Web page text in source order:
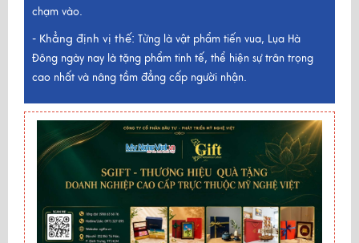
chạm vào.
- Khẳng định vị thế: Từng là vật phẩm tiến vua, Lụa Hà
Đông ngày nay là tặng phẩm tinh tế, thể hiện sự trân trọng
cao nhất và nâng tầm đẳng cấp người nhận.